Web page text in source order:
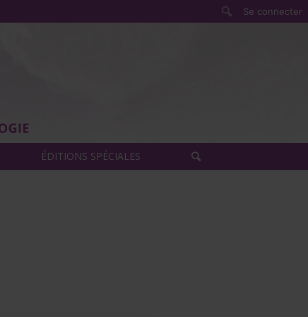
ÉDITIONS SPÉCIALES
Se connecter
Rechercher